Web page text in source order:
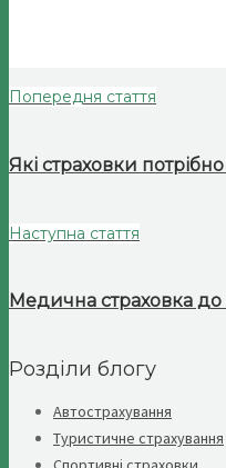
Попередня стаття
Які страховки
Наступна стаття
Медична страховка
Розділи блогу
Автострахування
Туристичне страхування